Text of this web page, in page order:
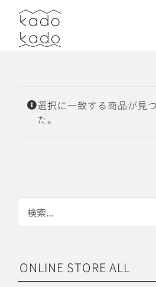
Skip
content
選択に一致する商品が見
た。
ONLINE STORE ALL